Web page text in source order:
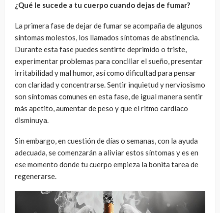
¿Qué le sucede a tu cuerpo cuando dejas de fumar?
La primera fase de dejar de fumar se acompaña de algunos
síntomas molestos, los llamados síntomas de abstinencia.
Durante esta fase puedes sentirte deprimido o triste,
experimentar problemas para conciliar el sueño, presentar
irritabilidad y mal humor, así como dificultad para pensar
con claridad y concentrarse. Sentir inquietud y nerviosismo
son síntomas comunes en esta fase, de igual manera sentir
más apetito, aumentar de peso y que el ritmo cardíaco
disminuya.
Sin embargo, en cuestión de días o semanas, con la ayuda
adecuada, se comenzarán a aliviar estos síntomas y es en
ese momento donde tu cuerpo empieza la bonita tarea de
regenerarse.